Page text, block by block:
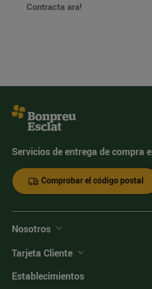
Contracta ara!
Servicios de entrega de compra
Comprobar el código postal
Nosotros
Tarjeta Cliente
Establecimientos